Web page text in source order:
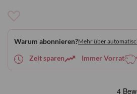
Warum abonnieren?Mehr über
Zeit sparen Immer Vorrat
Wunschliste
hinzufügen